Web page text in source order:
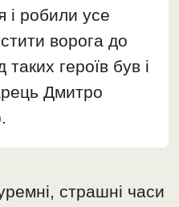
і робили усе
ворога до
героїв був і
Дмитро
страшні часи